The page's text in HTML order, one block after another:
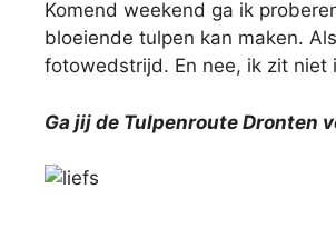
Komend weekend ga ik
bloeiende tulpen kan maken.
fotowedstrijd. En nee, ik zit niet
Ga jij de Tulpenroute Dronten